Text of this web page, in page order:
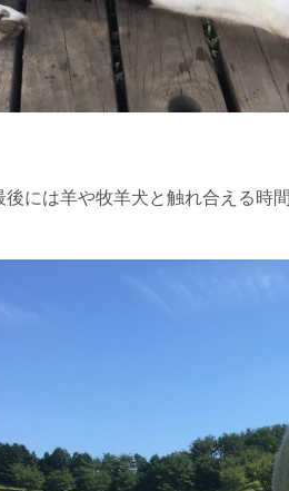
後には羊や牧羊犬と触れ合える時